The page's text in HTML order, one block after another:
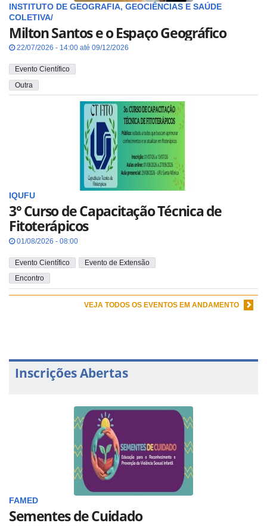
INSTITUTO DE GEOGRAFIA, GEOCIÊNCIAS E SAÚDE
COLETIVA/
Milton Santos e o Espaço Geográfico
22/07/2026 - 14:00 até 09/12/2026
Evento Científico
Outra
IQUFU
3° Curso de Capacitação Técnica de
Fitoterápicos
01/08/2026 - 08:00
Evento Científico
Evento de Extensão
Encontro
VEJA TODOS OS EVENTOS EM ANDAMENTO
Inscrições Abertas
FAMED
Sementes de Cuidado